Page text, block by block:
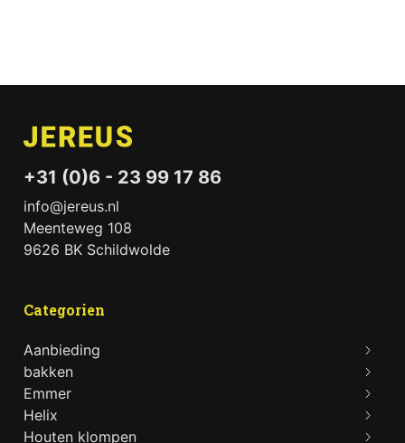
+31 (0)6 - 23 99 17 86
info@jereus.nl
Meenteweg 108
9626 BK Schildwolde
Categorien
Aanbieding
bakken
Emmer
Helix
Houten klompen